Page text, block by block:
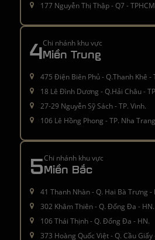
177 Nguyễn Thị Thập - Q7 - TPHCM
4Chi nhánh khu vực
Miền Trung
475 Điện Biên Phủ - Q.Thanh Khê -
18 Lê Đình Dương - Q.Hải Châu -
27-29 Nguyễn Sỹ Sách - TP. Vinh.
106 Lê Hồng Phong - TP. Nha
5Chi nhánh khu vực
Miền Bắc
41 Thanh Nhàn - Q. Hai Bà Trưng -
302 Khâm Thiên - Q. Đống Đa - HN.
106 Thái Thịnh - Q. Đống Đa - HN.
373 Hoàng Quốc Việt - Q. Cầu Giấy